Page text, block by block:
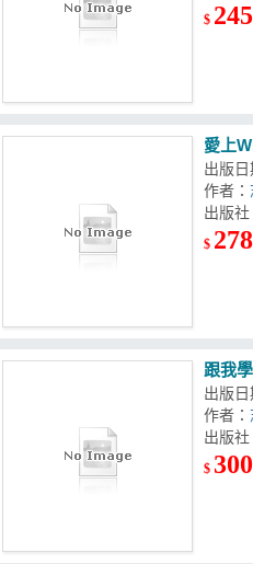
$
愛上
出版
作者：
出版
$
跟我
出版
作者：
出版
$